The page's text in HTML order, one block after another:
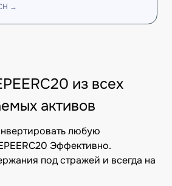
→
из всех
активов
любую
Эффективно.
под стражей и всегда на